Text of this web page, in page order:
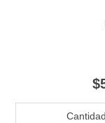
Cantidad